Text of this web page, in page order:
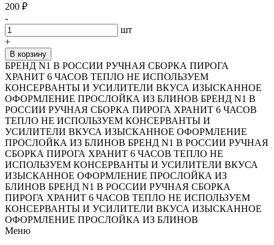
200 ₽
-
шт
+
В корзину
БРЕНД N1 В РОССИИ РУЧНАЯ СБОРКА ПИРОГА
ХРАНИТ 6 ЧАСОВ ТЕПЛО НЕ ИСПОЛЬЗУЕМ
КОНСЕРВАНТЫ И УСИЛИТЕЛИ ВКУСА ИЗЫСКАННОЕ
ОФОРМЛЕНИЕ ПРОСЛОЙКА ИЗ БЛИНОВ БРЕНД N1 В
РОССИИ РУЧНАЯ СБОРКА ПИРОГА ХРАНИТ 6 ЧАСОВ
ТЕПЛО НЕ ИСПОЛЬЗУЕМ КОНСЕРВАНТЫ И
УСИЛИТЕЛИ ВКУСА ИЗЫСКАННОЕ ОФОРМЛЕНИЕ
ПРОСЛОЙКА ИЗ БЛИНОВ БРЕНД N1 В РОССИИ РУЧНАЯ
СБОРКА ПИРОГА ХРАНИТ 6 ЧАСОВ ТЕПЛО НЕ
ИСПОЛЬЗУЕМ КОНСЕРВАНТЫ И УСИЛИТЕЛИ ВКУСА
ИЗЫСКАННОЕ ОФОРМЛЕНИЕ ПРОСЛОЙКА ИЗ
БЛИНОВ БРЕНД N1 В РОССИИ РУЧНАЯ СБОРКА
ПИРОГА ХРАНИТ 6 ЧАСОВ ТЕПЛО НЕ ИСПОЛЬЗУЕМ
КОНСЕРВАНТЫ И УСИЛИТЕЛИ ВКУСА ИЗЫСКАННОЕ
ОФОРМЛЕНИЕ ПРОСЛОЙКА ИЗ БЛИНОВ
Меню